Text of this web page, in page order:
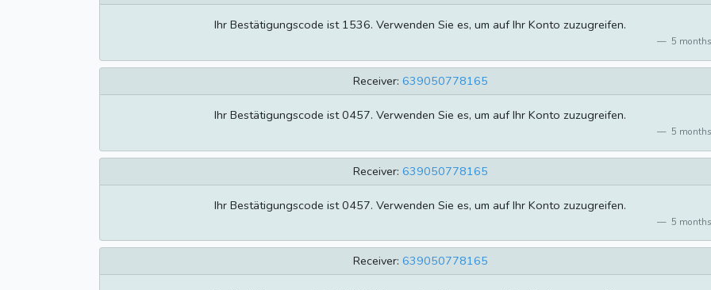
Ihr Bestätigungscode ist 1536. Verwenden Sie es, um auf Ihr Konto zuzugreifen.
5
Receiver: 639050778165
Ihr Bestätigungscode ist 0457. Verwenden Sie es, um auf Ihr Konto zuzugreifen.
5
Receiver: 639050778165
Ihr Bestätigungscode ist 0457. Verwenden Sie es, um auf Ihr Konto zuzugreifen.
5
Receiver: 639050778165